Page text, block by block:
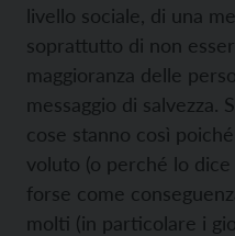
livello sociale, di una
soprattutto di non
maggioranza delle
messaggio di salvezza.
cose stanno così
voluto (o perché lo
forse come
molti (in particolare i